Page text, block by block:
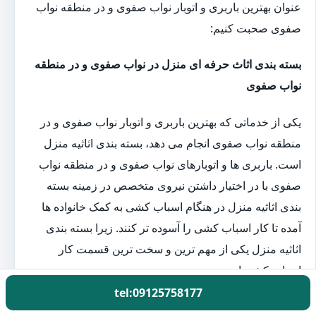
عنوان بهترین باربری و اتوبار نواب صفوی و در منطقه نواب
صفوی صحبت کنیم:
بسته بندی اثاث حرفه ای منزل در نواب صفوی و در منطقه
نواب صفوی
یکی از خدماتی که بهترین باربری و اتوبار نواب صفوی و در
منطقه نواب صفوی انجام می دهد، بسته بندی اثاثیه منزل
است. باربری ها و اتوبارهای نواب صفوی و در منطقه نواب
صفوی با در اختیار داشتن نیروی متخصص در زمینه بسته
بندی اثاثیه منزل در هنگام اسباب کشی به کمک خانواده ها
آمده تا کار اسباب کشی را آسوده تر کنند. زیرا بسته بندی
اثاثیه منزل یکی از مهم ترین و سخت ترین قسمت کار
اسباب کشی است.
tel:09125758177